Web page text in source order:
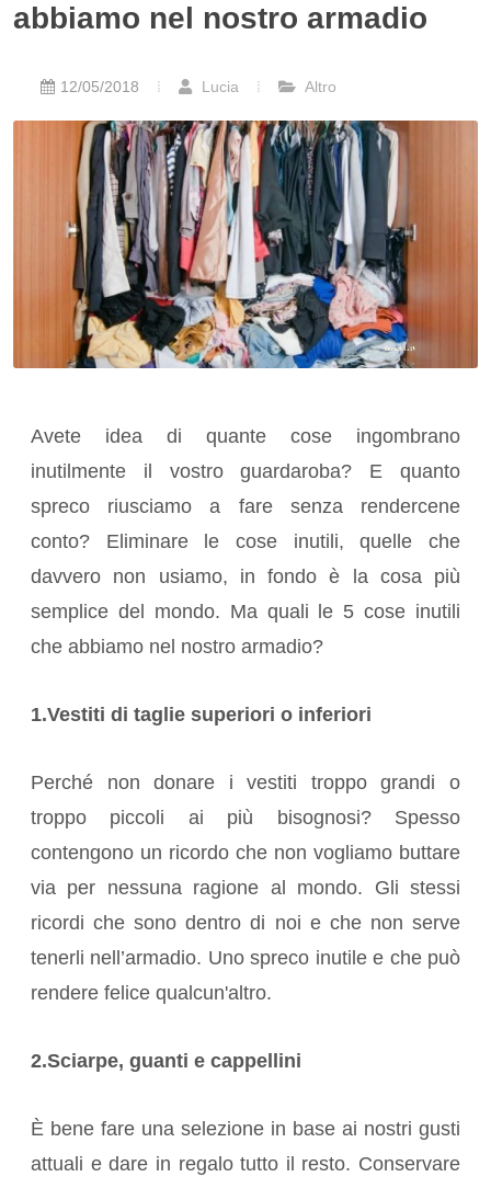
abbiamo nel nostro armadio
12/05/2018 Lucia Altro
Avete idea di quante cose ingombrano
inutilmente il vostro guardaroba? E quanto
spreco riusciamo a fare senza rendercene
conto? Eliminare le cose inutili, quelle che
davvero non usiamo, in fondo è la cosa più
semplice del mondo. Ma quali le 5 cose inutili
che abbiamo nel nostro armadio?
1.Vestiti di taglie superiori o inferiori
Perché non donare i vestiti troppo grandi o
troppo piccoli ai più bisognosi? Spesso
contengono un ricordo che non vogliamo buttare
via per nessuna ragione al mondo. Gli stessi
ricordi che sono dentro di noi e che non serve
tenerli nell’armadio. Uno spreco inutile e che può
rendere felice qualcun'altro.
2.Sciarpe, guanti e cappellini
È bene fare una selezione in base ai nostri gusti
attuali e dare in regalo tutto il resto. Conservare